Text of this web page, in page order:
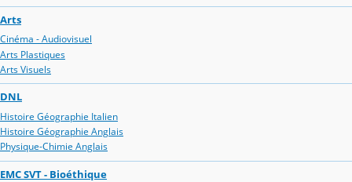
Arts
Cinéma - Audiovisuel
Arts Plastiques
Arts Visuels
DNL
Histoire Géographie Italien
Histoire Géographie Anglais
Physique-Chimie Anglais
EMC SVT - Bioéthique